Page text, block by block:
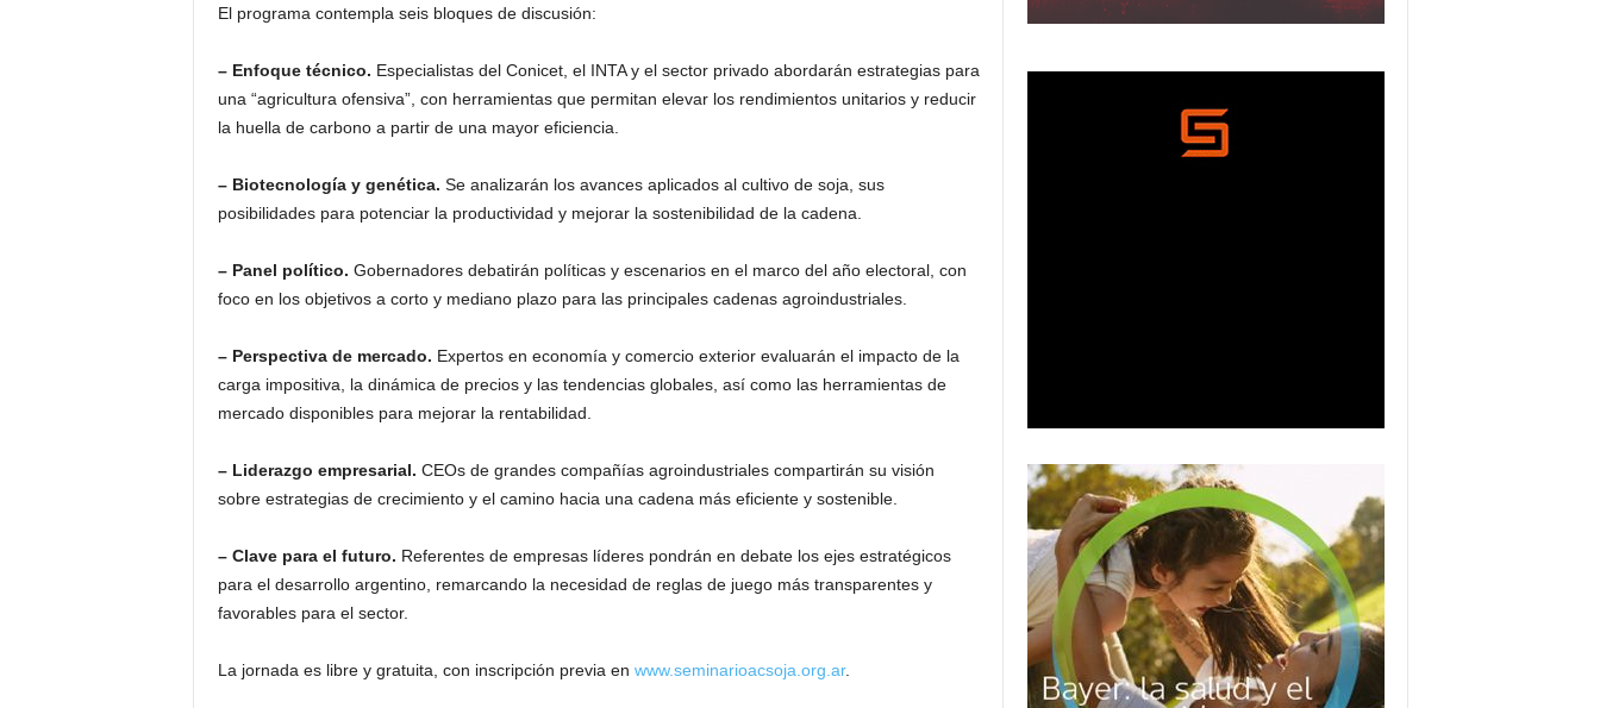
El programa contempla seis bloques de discusión:
– Enfoque técnico. Especialistas del Conicet, el INTA y el sector privado abordarán estrategias para
una “agricultura ofensiva”, con herramientas que permitan elevar los rendimientos unitarios y reducir
la huella de carbono a partir de una mayor eficiencia.
– Biotecnología y genética. Se analizarán los avances aplicados al cultivo de soja, sus
posibilidades para potenciar la productividad y mejorar la sostenibilidad de la cadena.
– Panel político. Gobernadores debatirán políticas y escenarios en el marco del año electoral, con
foco en los objetivos a corto y mediano plazo para las principales cadenas agroindustriales.
– Perspectiva de mercado. Expertos en economía y comercio exterior evaluarán el impacto de la
carga impositiva, la dinámica de precios y las tendencias globales, así como las herramientas de
mercado disponibles para mejorar la rentabilidad.
– Liderazgo empresarial. CEOs de grandes compañías agroindustriales compartirán su visión
sobre estrategias de crecimiento y el camino hacia una cadena más eficiente y sostenible.
– Clave para el futuro. Referentes de empresas líderes pondrán en debate los ejes estratégicos
para el desarrollo argentino, remarcando la necesidad de reglas de juego más transparentes y
favorables para el sector.
La jornada es libre y gratuita, con inscripción previa en www.seminarioacsoja.org.ar.